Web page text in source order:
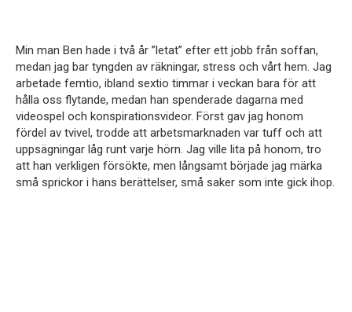
Min man Ben hade i två år ”letat” efter ett jobb från soffan,
medan jag bar tyngden av räkningar, stress och vårt hem. Jag
arbetade femtio, ibland sextio timmar i veckan bara för att
hålla oss flytande, medan han spenderade dagarna med
videospel och konspirationsvideor. Först gav jag honom
fördel av tvivel, trodde att arbetsmarknaden var tuff och att
uppsägningar låg runt varje hörn. Jag ville lita på honom, tro
att han verkligen försökte, men långsamt började jag märka
små sprickor i hans berättelser, små saker som inte gick ihop.